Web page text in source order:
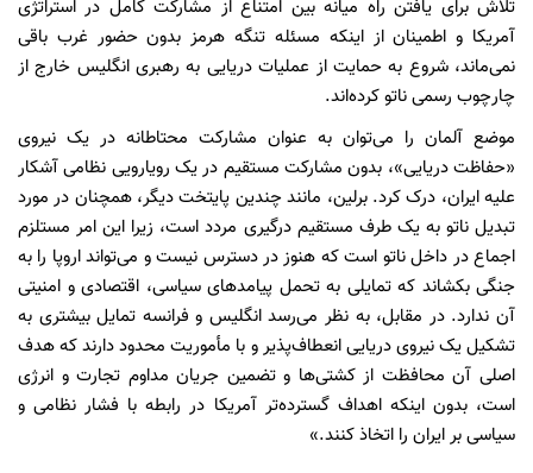
تلاش برای یافتن راه میانه بین امتناع از مشارکت کامل در استراتژی
آمریکا و اطمینان از اینکه مسئله تنگه هرمز بدون حضور غرب باقی
نمی‌ماند، شروع به حمایت از عملیات دریایی به رهبری انگلیس خارج از
چارچوب رسمی ناتو کرده‌اند.
موضع آلمان را می‌توان به عنوان مشارکت محتاطانه در یک نیروی
«حفاظت دریایی»، بدون مشارکت مستقیم در یک رویارویی نظامی آشکار
علیه ایران، درک کرد. برلین، مانند چندین پایتخت دیگر، همچنان در مورد
تبدیل ناتو به یک طرف مستقیم درگیری مردد است، زیرا این امر مستلزم
اجماع در داخل ناتو است که هنوز در دسترس نیست و می‌تواند اروپا را به
جنگی بکشاند که تمایلی به تحمل پیامدهای سیاسی، اقتصادی و امنیتی
آن ندارد. در مقابل، به نظر می‌رسد انگلیس و فرانسه تمایل بیشتری به
تشکیل یک نیروی دریایی انعطاف‌پذیر و با مأموریت محدود دارند که هدف
اصلی آن محافظت از کشتی‌ها و تضمین جریان مداوم تجارت و انرژی
است، بدون اینکه اهداف گسترده‌تر آمریکا در رابطه با فشار نظامی و
سیاسی بر ایران را اتخاذ کنند.»